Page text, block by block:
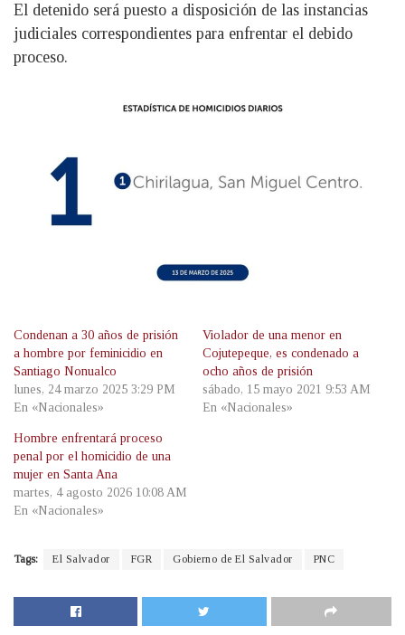
El detenido será puesto a disposición de las instancias
judiciales correspondientes para enfrentar el debido
proceso.
Condenan a 30 años de prisión
a hombre por feminicidio en
Santiago Nonualco
lunes, 24 marzo 2025 3:29 PM
En «Nacionales»
Violador de una menor en
Cojutepeque, es condenado a
ocho años de prisión
sábado, 15 mayo 2021 9:53 AM
En «Nacionales»
Hombre enfrentará proceso
penal por el homicidio de una
mujer en Santa Ana
martes, 4 agosto 2026 10:08 AM
En «Nacionales»
Tags: El Salvador FGR Gobierno de El Salvador PNC